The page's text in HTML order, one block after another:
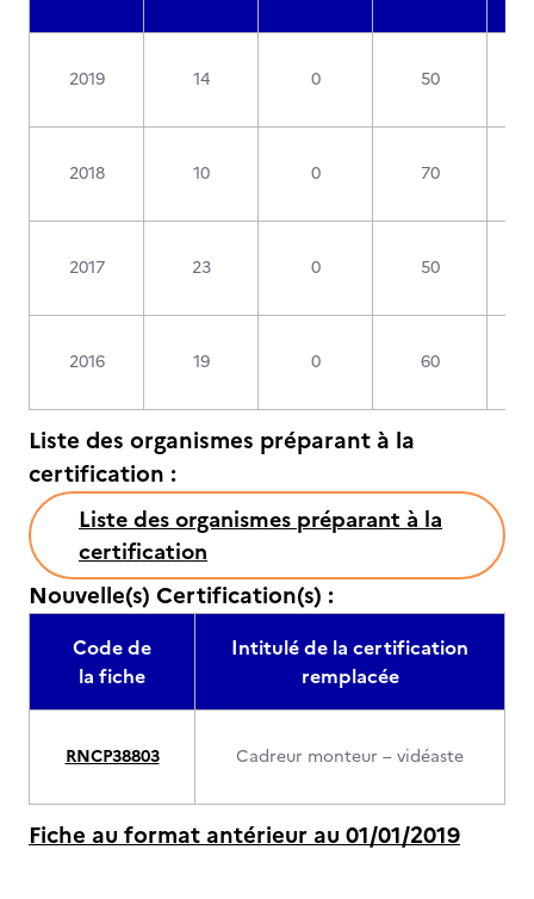
2019 14 0 50
2018 10 0 70
2017 23 0 50
2016 19 0 60
Liste des organismes préparant à la
certification :
Liste des organismes préparant à la
certification
Nouvelle(s) Certification(s) :
Code de
la fiche
Intitulé de la certification
remplacée
RNCP38803 Cadreur monteur – vidéaste
Fiche au format antérieur au 01/01/2019